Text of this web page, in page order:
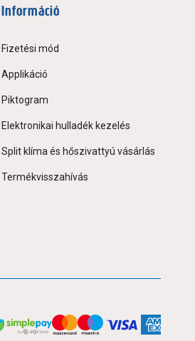
Információ
Fizetési mód
Applikáció
Piktogram
Elektronikai hulladék kezelés
Split klíma és hőszivattyú vásárlás
Termékvisszahívás